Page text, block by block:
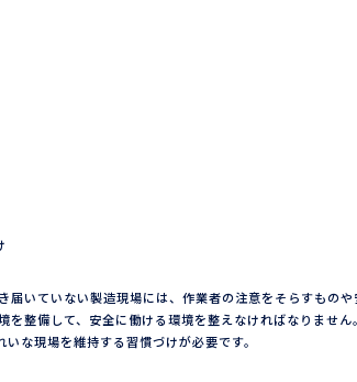
届いていない製造現場には、作業者の注意をそらすもの
を整備して、安全に働ける環境を整えなければなりませ
いな現場を維持する習慣づけが必要です。